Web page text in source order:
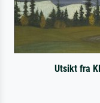
Utsikt fra